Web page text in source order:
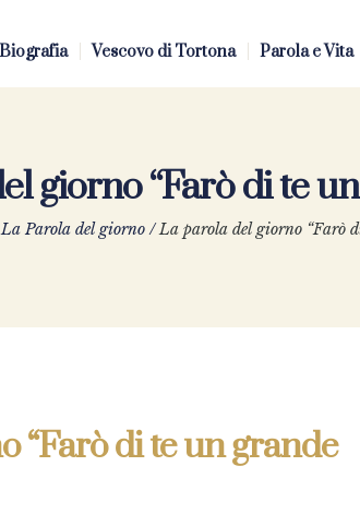
Biografia Vescovo di Tortona Parola e Vita
giorno “Farò di te
La Parola del giorno /La parola del giorno “Farò
“Farò di te un grande